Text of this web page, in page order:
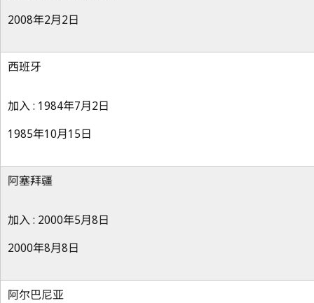
2008年2月2日
西班牙
加入 : 1984年7月2日
1985年10月15日
阿塞拜疆
加入 : 2000年5月8日
2000年8月8日
阿尔巴尼亚